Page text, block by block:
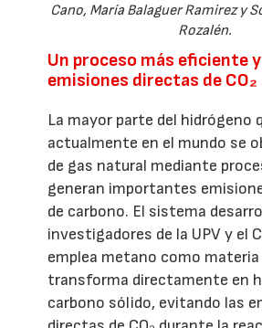
Cano, María Balaguer Ramirez y
Rozalén.
Un proceso más eficiente
emisiones directas de CO₂
La mayor parte del hidrógeno
actualmente en el mundo se
de gas natural mediante
generan importantes
de carbono. El sistema
investigadores de la UPV y el
emplea metano como materia
transforma directamente en
carbono sólido, evitando las